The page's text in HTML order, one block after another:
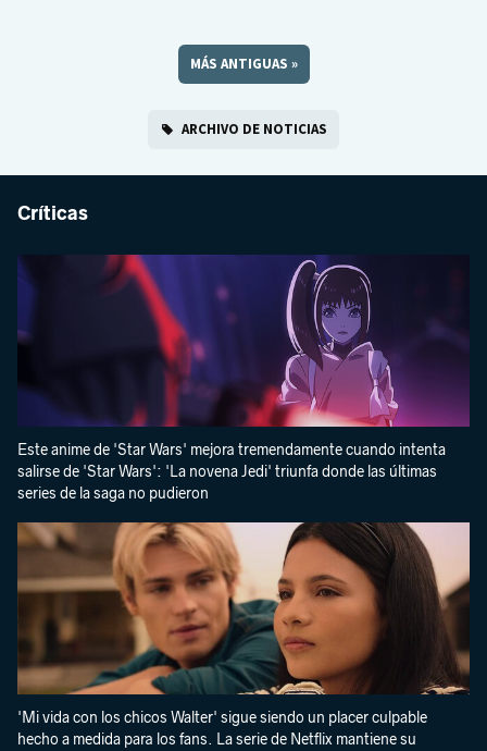
MÁS ANTIGUAS »
ARCHIVO DE NOTICIAS
Críticas
Este anime de 'Star Wars' mejora tremendamente cuando intenta
salirse de 'Star Wars': 'La novena Jedi' triunfa donde las últimas
series de la saga no pudieron
'Mi vida con los chicos Walter' sigue siendo un placer culpable
hecho a medida para los fans. La serie de Netflix mantiene su